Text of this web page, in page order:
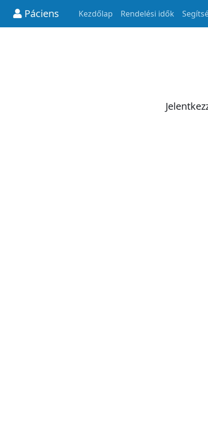
Páciens Kezdőlap Rendelési idők